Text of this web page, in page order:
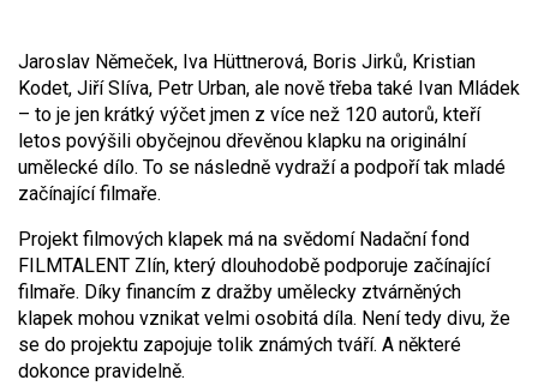
Jaroslav Němeček, Iva Hüttnerová, Boris Jirků, Kristian
Kodet, Jiří Slíva, Petr Urban, ale nově třeba také Ivan Mládek
– to je jen krátký výčet jmen z více než 120 autorů, kteří
letos povýšili obyčejnou dřevěnou klapku na originální
umělecké dílo. To se následně vydraží a podpoří tak mladé
začínající filmaře.
Projekt filmových klapek má na svědomí Nadační fond
FILMTALENT Zlín, který dlouhodobě podporuje začínající
filmaře. Díky financím z dražby umělecky ztvárněných
klapek mohou vznikat velmi osobitá díla. Není tedy divu, že
se do projektu zapojuje tolik známých tváří. A některé
dokonce pravidelně.